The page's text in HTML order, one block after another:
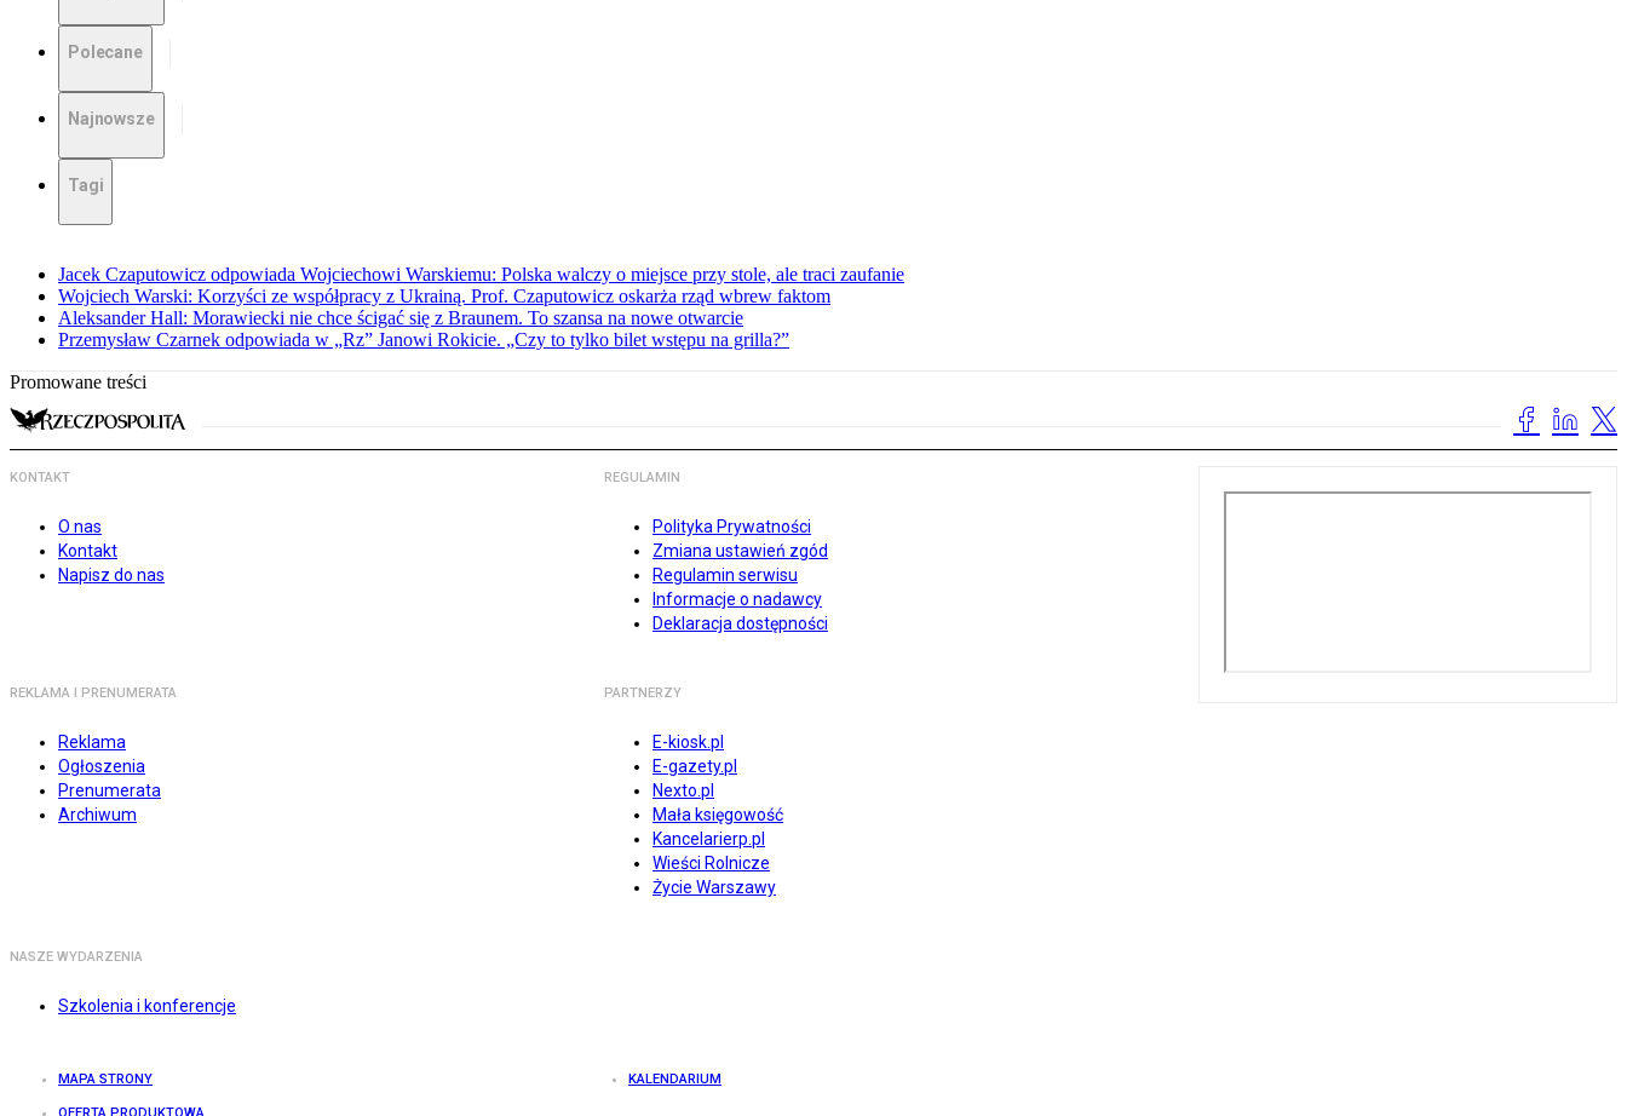
Polecane
Najnowsze
Tagi
Jacek Czaputowicz odpowiada Wojciechowi Warskiemu: Polska walczy o miejsce przy stole, ale traci zaufanie
Wojciech Warski: Korzyści ze współpracy z Ukrainą. Prof. Czaputowicz oskarża rząd wbrew faktom
Aleksander Hall: Morawiecki nie chce ścigać się z Braunem. To szansa na nowe otwarcie
Przemysław Czarnek odpowiada w „Rz” Janowi Rokicie. „Czy to tylko bilet wstępu na grilla?”
Promowane treści
KONTAKT
O nas
Kontakt
Napisz do nas
REGULAMIN
Polityka Prywatności
Zmiana ustawień zgód
Regulamin serwisu
Informacje o nadawcy
Deklaracja dostępności
REKLAMA I PRENUMERATA
Reklama
Ogłoszenia
Prenumerata
Archiwum
PARTNERZY
E-kiosk.pl
E-gazety.pl
Nexto.pl
Mała księgowość
Kancelarierp.pl
Wieści Rolnicze
Życie Warszawy
NASZE WYDARZENIA
Szkolenia i konferencje
MAPA STRONY KALENDARIUM